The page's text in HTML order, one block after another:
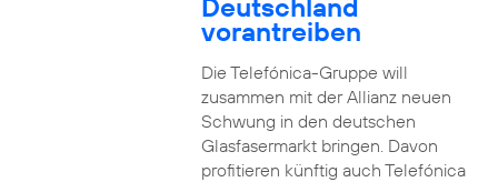
Deutschland
vorantreiben
Die Telefónica-Gruppe will
zusammen mit der Allianz neuen
Schwung in den deutschen
Glasfasermarkt bringen. Davon
profitieren künftig auch Telefónica